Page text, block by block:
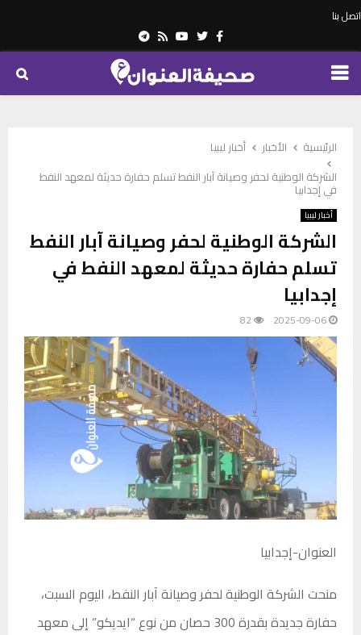
اتصل بنا
Facebook
Twitter
Youtube
Rss
Telegram
PRIMARY
الرئيسية الأخبار
أخبار ليبيا
الشركة الوطنية لحفر وصيانة آبار النفط تسلم حفارة حديثة لمعهد النفط
في إجدابيا
أخبار ليبيا
الشركة الوطنية لحفر وصيانة آبار النفط
تسلم حفارة حديثة لمعهد النفط في
إجدابيا
2025-09-06
82
العنوان-إجدابيا
منحت الشركة الوطنية لحفر وصيانة آبار النفط، اليوم السبت،
حفارة جديدة بقدرة 300 حصان من نوع “ايديكو” إلى معهد